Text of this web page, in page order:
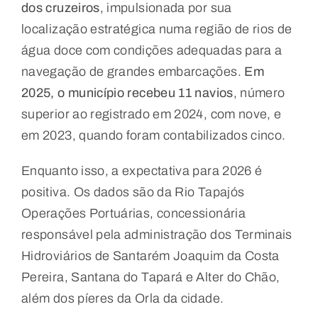
dos cruzeiros, impulsionada por sua
localização estratégica numa região de rios de
água doce com condições adequadas para a
navegação de grandes embarcações. Em
2025, o município recebeu 11 navios, número
superior ao registrado em 2024, com nove, e
em 2023, quando foram contabilizados cinco.
Enquanto isso, a expectativa para 2026 é
positiva. Os dados são da Rio Tapajós
Operações Portuárias, concessionária
responsável pela administração dos Terminais
Hidroviários de Santarém Joaquim da Costa
Pereira, Santana do Tapará e Alter do Chão,
além dos píeres da Orla da cidade.